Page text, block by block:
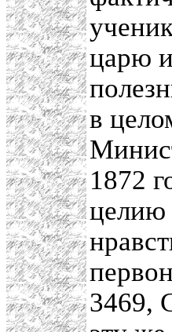
царю
в
1872
целию
3469,